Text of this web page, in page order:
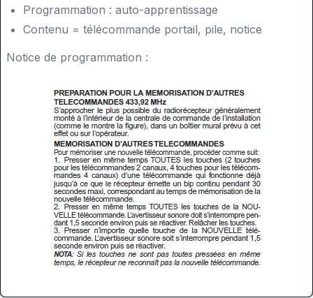
Programmation : auto-apprentissage
Contenu = télécommande portail, pile, notice
Notice de programmation :